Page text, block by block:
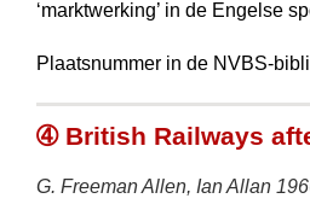
‘marktwerking’ in de Engelse
Plaatsnummer in de NVBS-
➃ British Railways
G. Freeman Allen, Ian Allan